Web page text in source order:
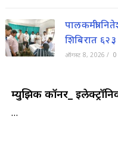
पालकमंत्री
शिबिरात
ऑगस्ट 8, 2026 / 0
म्युझिक कॉर्नर_
…